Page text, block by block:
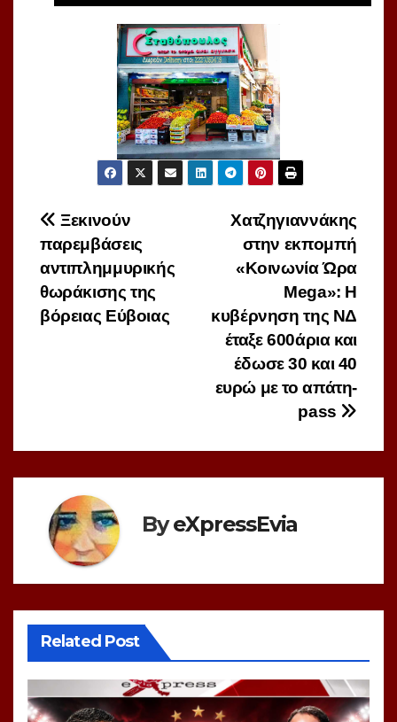
Πλοήγηση
άρθρων
Χατζηγιαννάκης
στην εκπομπή
«Κοινωνία Ώρα
Mega»: Η
κυβέρνηση της ΝΔ
έταξε 600άρια και
έδωσε 30 και 40
ευρώ με το απάτη-
pass
Ξεκινούν
παρεμβάσεις
αντιπλημμυρικής
θωράκισης της
βόρειας Εύβοιας
ByeXpressEvia
Related Post